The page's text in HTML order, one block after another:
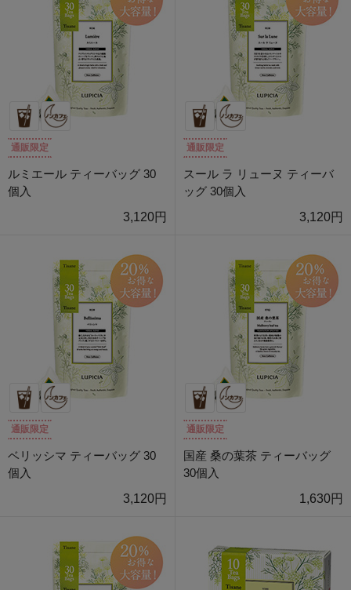
通販限定
ルミエール ティーバッグ 30
個入
3,120円
通販限定
スール ラ リューヌ ティーバ
ッグ 30個入
3,120円
通販限定
ベリッシマ ティーバッグ 30
個入
3,120円
通販限定
国産 桑の葉茶 ティーバッグ
30個入
1,630円